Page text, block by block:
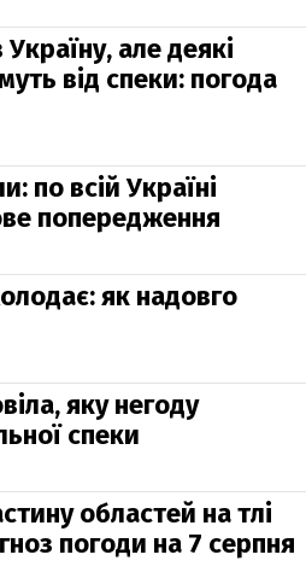
але деякі
від спеки: погода
по всій Україні
попередження
як надовго
яку негоду
спеки
областей на тлі
погоди на 7 серпня